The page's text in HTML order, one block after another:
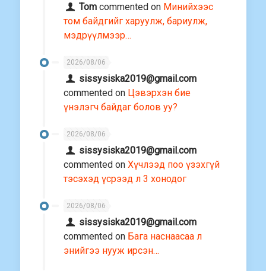
Tom commented on Минийхээс
том байдгийг харуулж, бариулж,
мэдрүүлмээр…
2026/08/06
sissysiska2019@gmail.com
commented on Цэвэрхэн бие
үнэлэгч байдаг болов уу?
2026/08/06
sissysiska2019@gmail.com
commented on Хүчлээд поо үзэхгүй
тэсэхэд үсрээд л 3 хонодог
2026/08/06
sissysiska2019@gmail.com
commented on Бага наснаасаа л
энийгээ нууж ирсэн…